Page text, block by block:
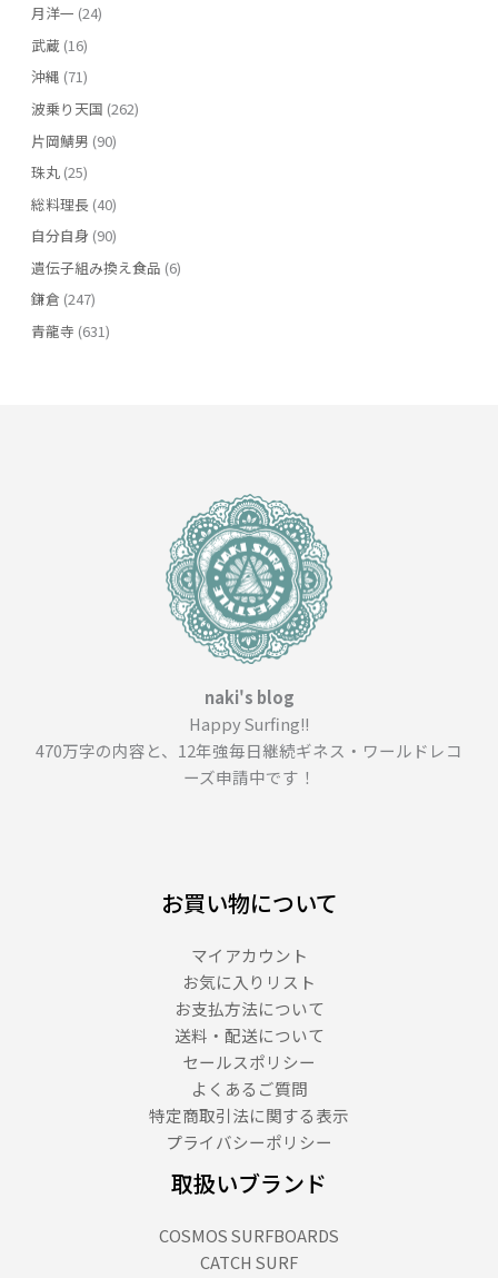
月洋一 (24)
武蔵(16)
沖縄 (71)
波乗り天国 (262)
片岡鯖男 (90)
珠丸(25)
総料理長 (40)
自分自身 (90)
遺伝子組み換え食品 (6)
鎌倉 (247)
青龍寺 (631)
naki's blog
Happy Surfing!!
470万字の内容と、12年強毎日継続ギネス・ワールドレコ
ーズ申請中です！
お買い物について
マイアカウント
お気に入りリスト
お支払方法について
送料・配送について
セールスポリシー
よくあるご質問
特定商取引法に関する表示
プライバシーポリシー
取扱いブランド
COSMOS SURFBOARDS
CATCH SURF